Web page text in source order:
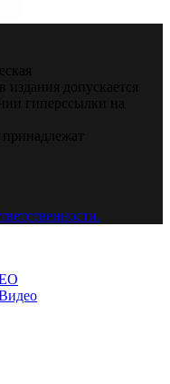
издания допускается
гиперссылки на